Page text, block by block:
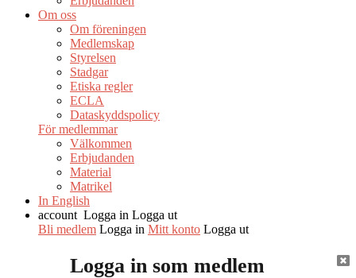
Om oss
Om föreningen
Medlemskap
Styrelsen
Stadgar
Etiska regler
ECLA
Dataskyddspolicy
För medlemmar
Välkommen
Erbjudanden
Material
Matrikel
In English
account Logga in Logga ut
Bli medlem Logga in Mitt konto Logga ut
Logga in som medlem